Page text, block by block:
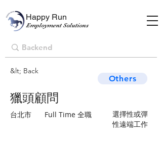
Happy Run
Employment Solutions
&lt; Back
Others
獵頭顧問
台北市 Full Time 全職
選擇性或彈
性遠端工作